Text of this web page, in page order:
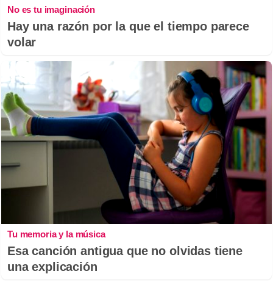
No es tu imaginación
Hay una razón por la que el tiempo parece
volar
Tu memoria y la música
Esa canción antigua que no olvidas tiene
una explicación